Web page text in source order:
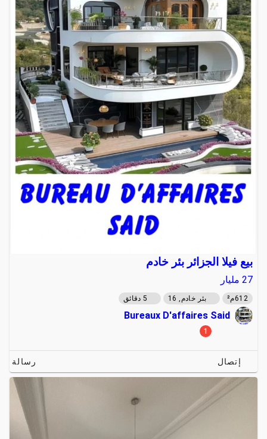
بيع فيلا الجزائر بئر خادم
27 مليار
612م² بئر خادم, 16 5 دقائق
Bureaux D'affaires Said
1
إتصال رسالة